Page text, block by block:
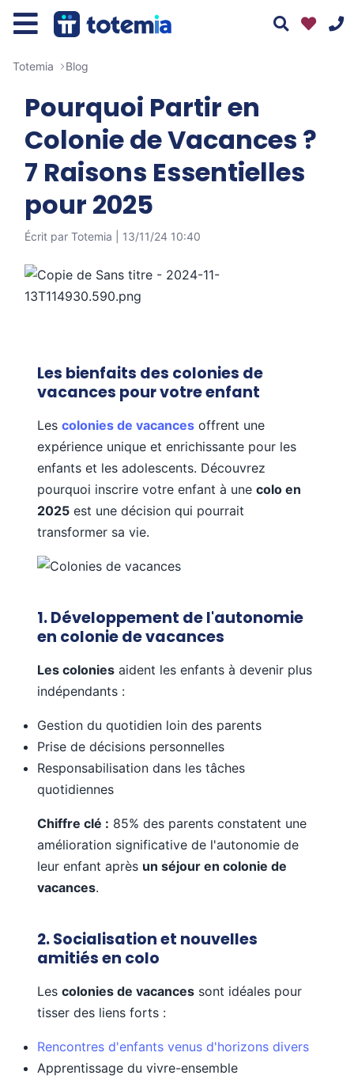
Du lundi au vendredi : 9h30-13h et 14h-19h
Totemia Blog
Pourquoi Partir en
Colonie de Vacances ?
7 Raisons Essentielles
pour 2025
Écrit par Totemia | 13/11/24 10:40
Les bienfaits des colonies de
vacances pour votre enfant
Les colonies de vacances offrent une
expérience unique et enrichissante pour les
enfants et les adolescents. Découvrez
pourquoi inscrire votre enfant à une colo en
2025 est une décision qui pourrait
transformer sa vie.
1. Développement de l'autonomie
en colonie de vacances
Les colonies aident les enfants à devenir plus
indépendants :
Gestion du quotidien loin des parents
Prise de décisions personnelles
Responsabilisation dans les tâches
quotidiennes
Chiffre clé : 85% des parents constatent une
amélioration significative de l'autonomie de
leur enfant après un séjour en colonie de
vacances.
2. Socialisation et nouvelles
amitiés en colo
Les colonies de vacances sont idéales pour
tisser des liens forts :
Rencontres d'enfants venus d'horizons divers
Apprentissage du vivre-ensemble
Totemia